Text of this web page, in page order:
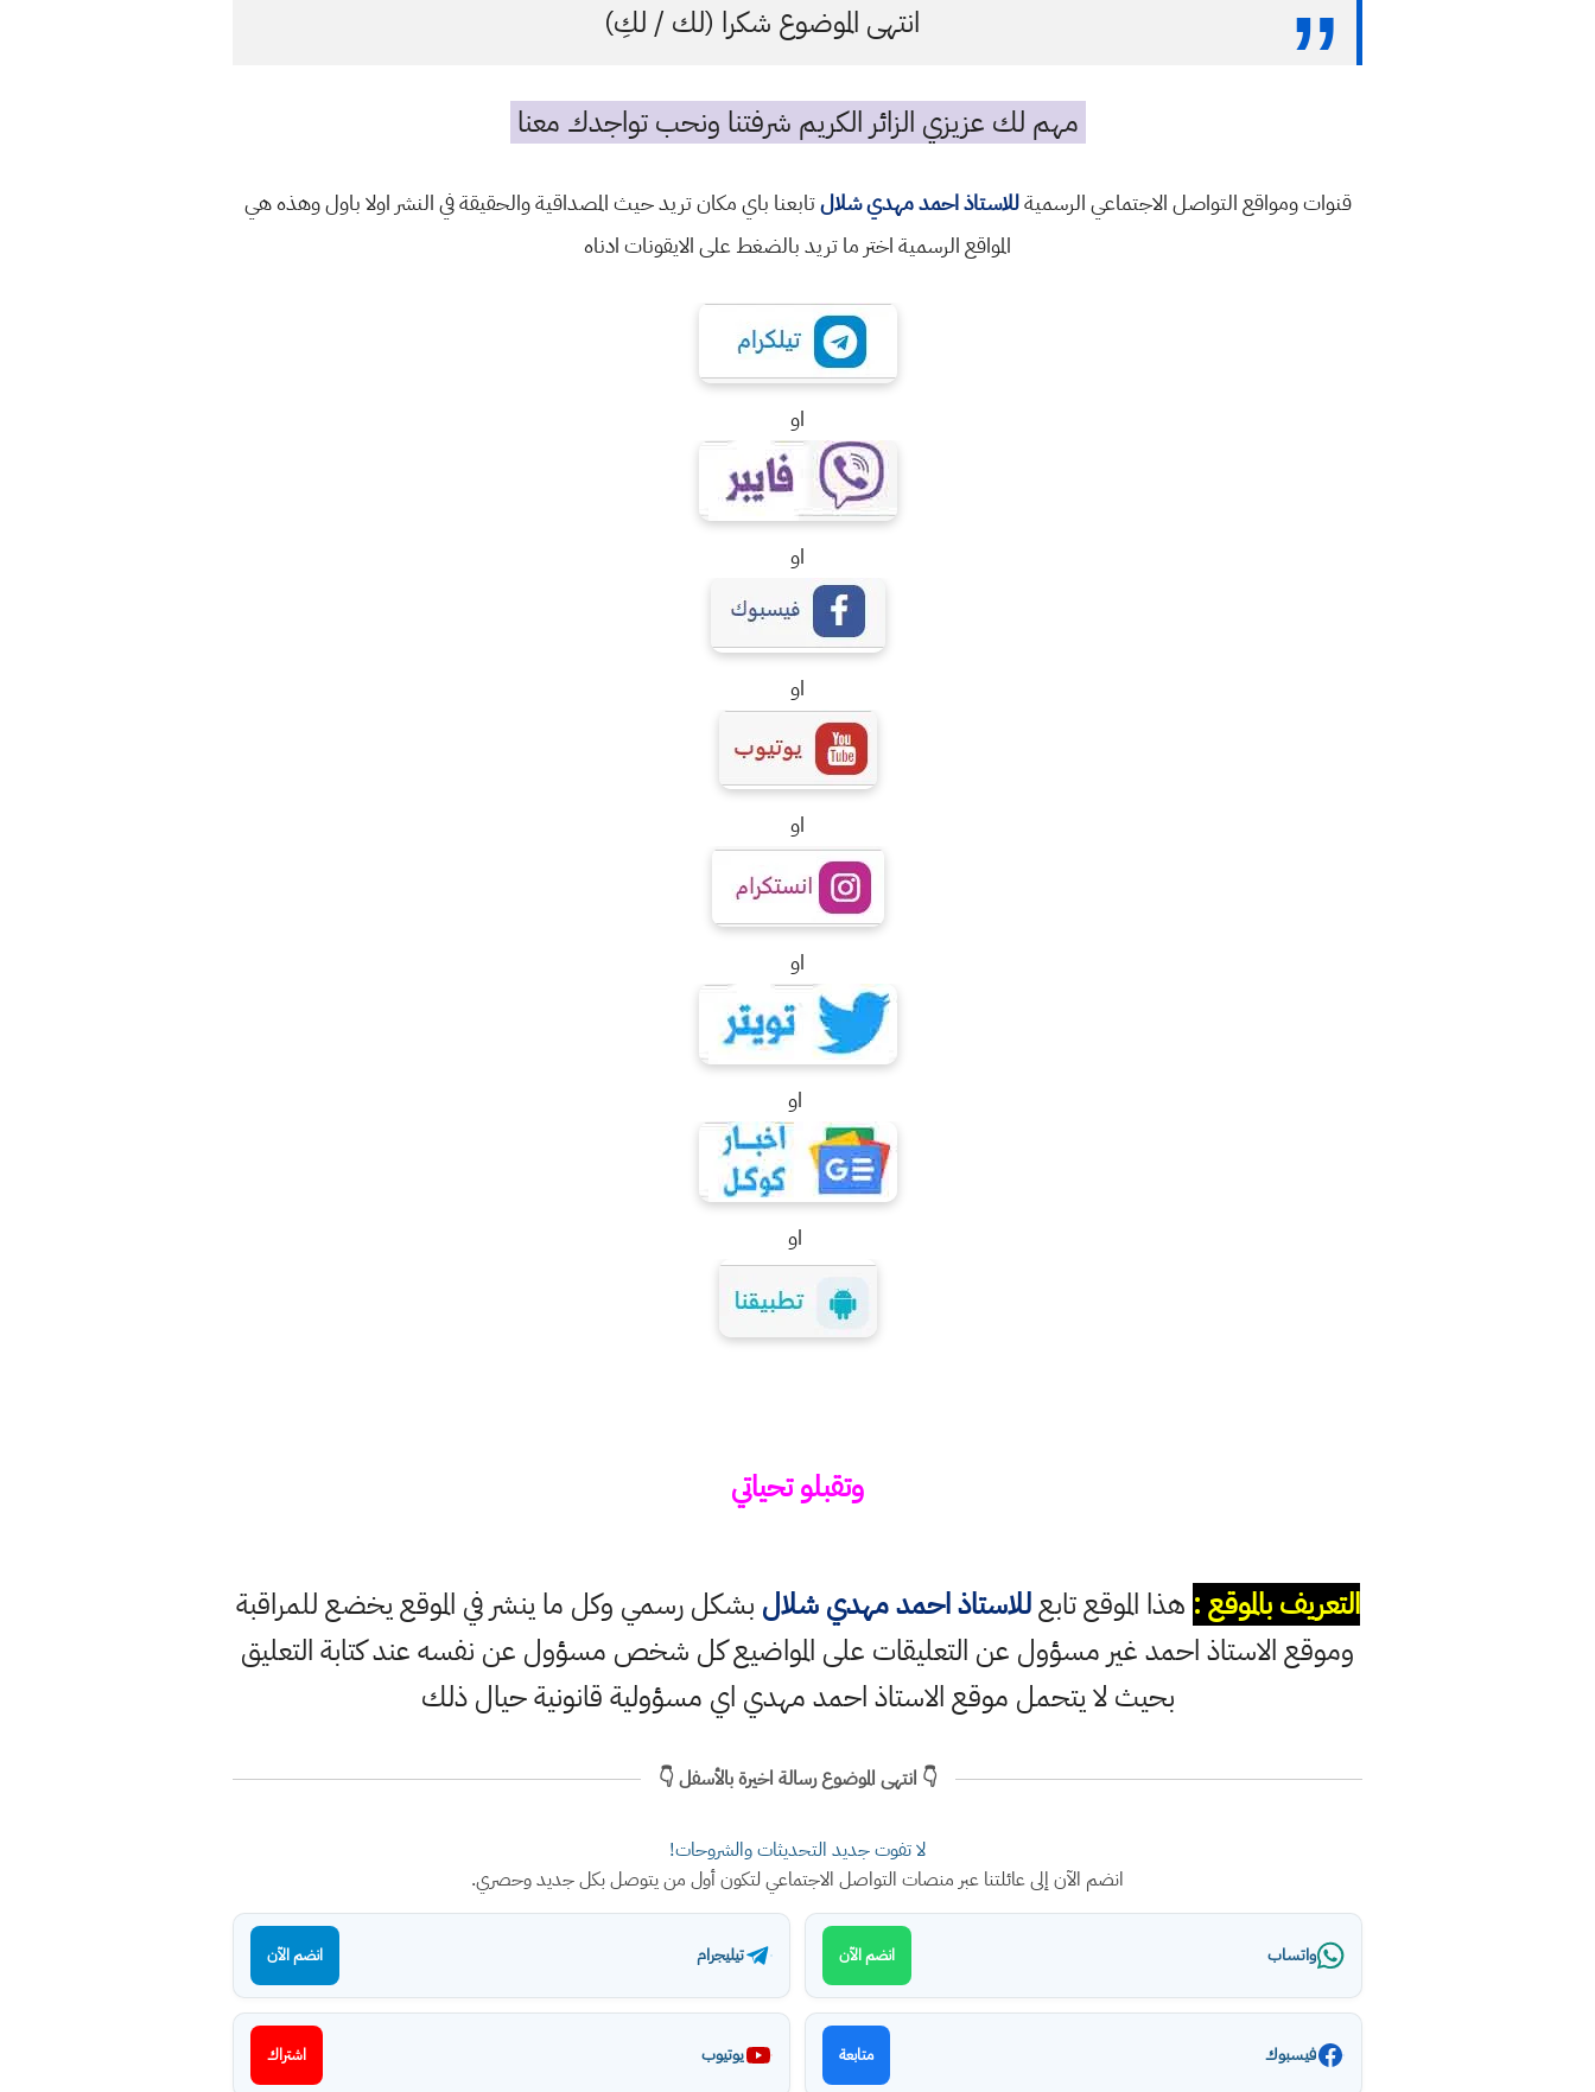
انتهى الموضوع شكرا (لك / لكِ)
مهم لك عزيزي الزائر الكريم شرفتنا ونحب تواجدك معنا
قنوات ومواقع التواصل الاجتماعي الرسميةللاستاذ احمد مهدي شلالتابعنا باي مكان تريد حيث المصداقية والحقيقة في النشر اولا باول وهذه هي
المواقع الرسمية اختر ما تريد بالضغط على الايقونات ادناه
او
او
او
او
او
او
او
وتقبلو تحياتي
التعريف بالموقع : هذا الموقع تابعللاستاذ احمد مهدي شلال بشكل رسمي وكل ما ينشر في الموقع يخضع للمراقبة
وموقع الاستاذ احمد غير مسؤول عن التعليقات على المواضيع كل شخص مسؤول عن نفسه عند كتابة التعليق
بحيث لا يتحمل موقع الاستاذ احمد مهدي اي مسؤولية قانونية حيال ذلك
👇 انتهى الموضوع رسالة اخيرة بالأسفل 👇
لا تفوت جديد التحديثات والشروحات!
انضم الآن إلى عائلتنا عبر منصات التواصل الاجتماعي لتكون أول من يتوصل بكل جديد وحصري.
واتساب انضم الآن تيليجرام انضم الآن
فيسبوك متابعة يوتيوب اشتراك